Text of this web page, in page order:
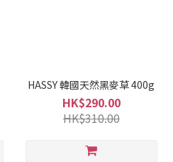
HASSY 韓國天然黑麥草 400g
HK$290.00
HK$310.00